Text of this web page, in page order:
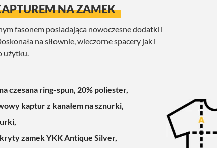
NA ZAMEK
fasonem posiadająca nowoczesne dodatki i
na siłownie, wieczorne spacery jak i
użytku.
czesana ring-spun, 20% poliester,
kaptur z kanałem na sznurki,
zamek YKK Antique Silver,